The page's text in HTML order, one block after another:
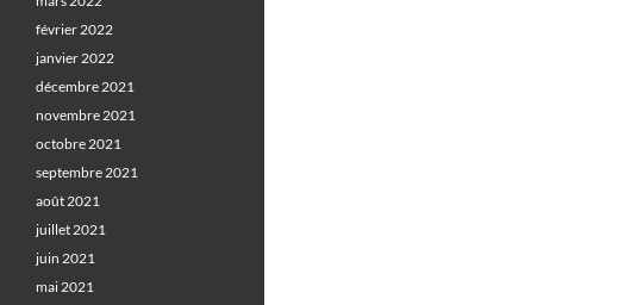
février 2022
janvier 2022
décembre 2021
novembre 2021
octobre 2021
septembre 2021
août 2021
juillet 2021
juin 2021
mai 2021